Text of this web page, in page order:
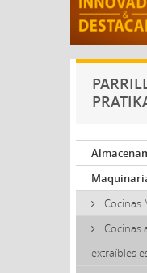
Cocinas
Cocinas
extraíbles